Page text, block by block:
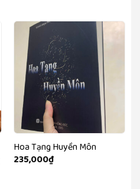
Hoa Tạng Huyền Môn
235,000₫